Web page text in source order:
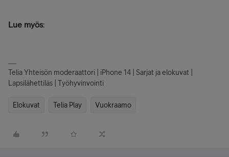
Lue myös:
Telia Yhteisön moderaattori | iPhone 14 | Sarjat ja elokuvat |
Lapsilähettiläs | Työhyvinvointi
Elokuvat Telia Play Vuokraamo